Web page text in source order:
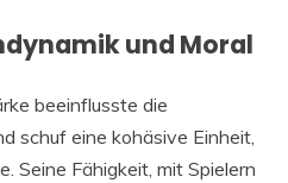
und Moral
beeinflusste die
schuf eine kohäsive Einheit,
Seine Fähigkeit, mit Spielern